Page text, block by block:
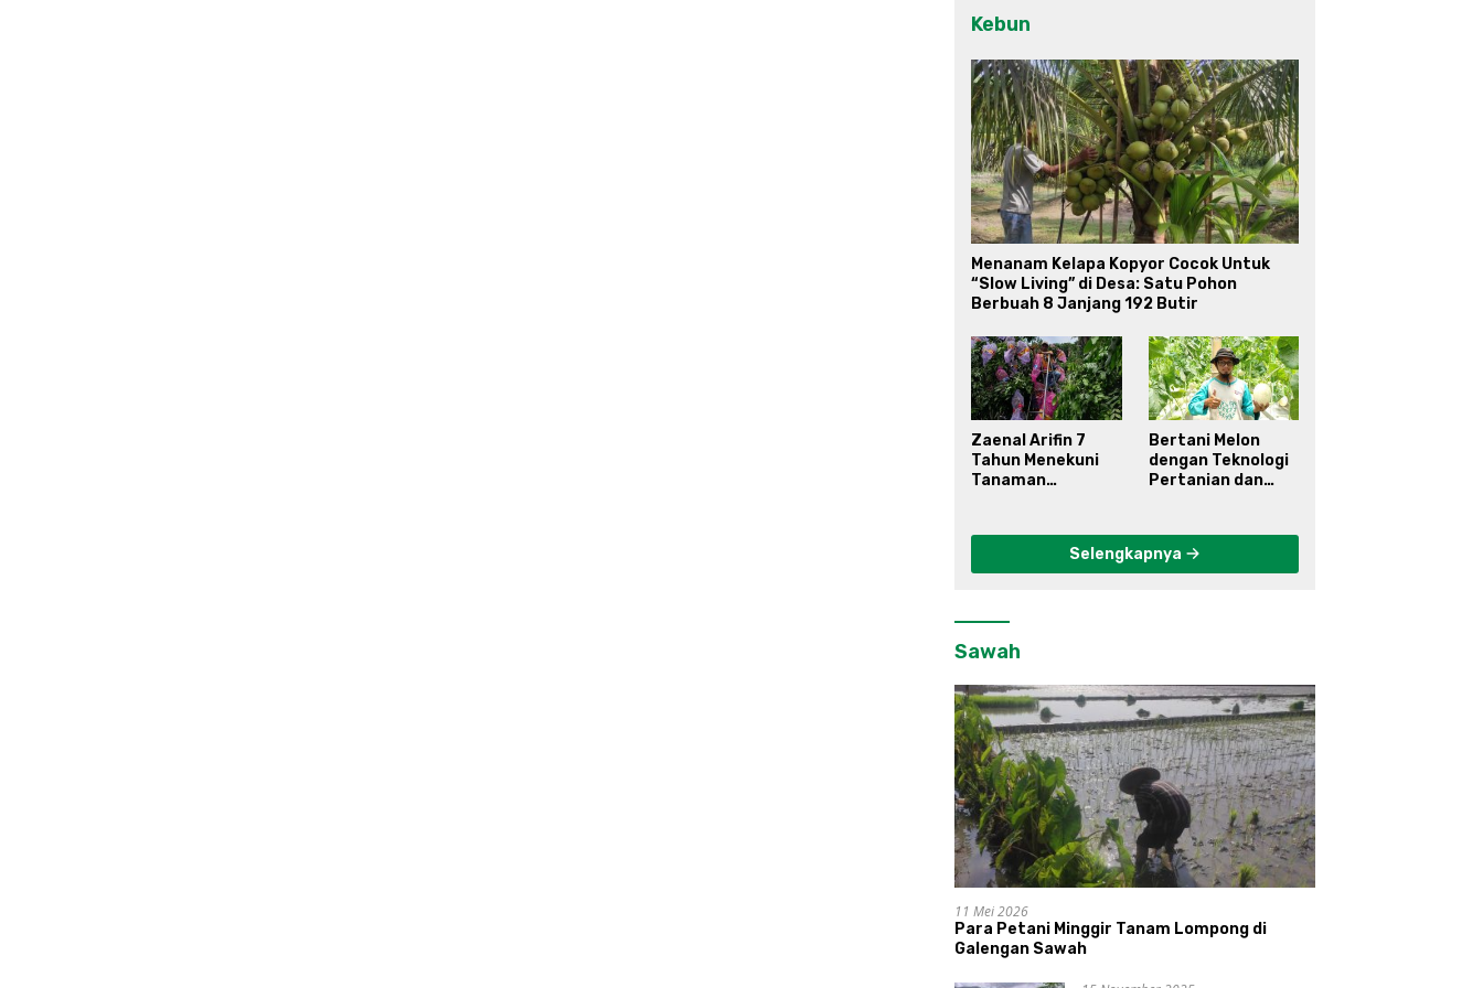
Kebun
Menanam Kelapa Kopyor Cocok Untuk
“Slow Living” di Desa: Satu Pohon
Berbuah 8 Janjang 192 Butir
Zaenal Arifin 7
Tahun Menekuni
Tanaman
Bertani Melon
dengan Teknologi
Pertanian dan
Selengkapnya
Sawah
11 Mei 2026
Para Petani Minggir Tanam Lompong di
Galengan Sawah